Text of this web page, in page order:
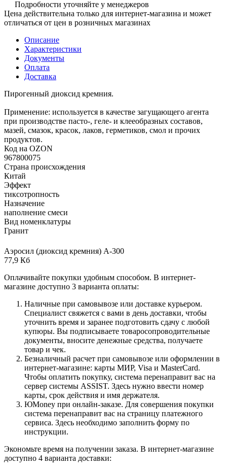
Подробности уточняйте у менеджеров
Цена действительна только для интернет-магазина и может
отличаться от цен в розничных магазинах
Описание
Характеристики
Документы
Оплата
Доставка
Пирогенный диоксид кремния.
Применение: используется в качестве загущающего агента
при производстве пасто-, геле- и клееобразных составов,
мазей, смазок, красок, лаков, герметиков, смол и прочих
продуктов.
Код на OZON
967800075
Страна происхождения
Китай
Эффект
тиксотропность
Назначение
наполнение смеси
Вид номенклатуры
Гранит
Аэросил (диоксид кремния) А-300
77,9 Кб
Оплачивайте покупки удобным способом. В интернет-
магазине доступно 3 варианта оплаты:
Наличные при самовывозе или доставке курьером.
Специалист свяжется с вами в день доставки, чтобы
уточнить время и заранее подготовить сдачу с любой
купюры. Вы подписываете товаросопроводительные
документы, вносите денежные средства, получаете
товар и чек.
Безналичный расчет при самовывозе или оформлении в
интернет-магазине: карты МИР, Visa и MasterCard.
Чтобы оплатить покупку, система перенаправит вас на
сервер системы ASSIST. Здесь нужно ввести номер
карты, срок действия и имя держателя.
ЮMoney при онлайн-заказе. Для совершения покупки
система перенаправит вас на страницу платежного
сервиса. Здесь необходимо заполнить форму по
инструкции.
Экономьте время на получении заказа. В интернет-магазине
доступно 4 варианта доставки: